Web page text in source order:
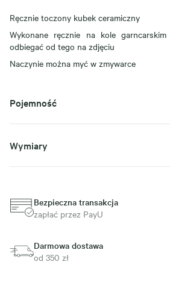
Ręcznie toczony kubek ceramiczny
Wykonane ręcznie na kole
odbiegać od tego na zdjęciu
Naczynie można myć w zmywarce
Pojemność
Wymiary
Bezpieczna transakcja
zapłać przez PayU
Darmowa dostawa
od 350 zł